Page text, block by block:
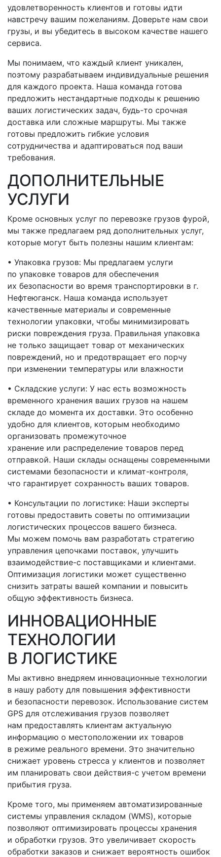
удовлетворенность клиентов и готовы идти
навстречу вашим пожеланиям. Доверьте нам свои
грузы, и вы убедитесь в высоком качестве нашего
сервиса.
Мы понимаем, что каждый клиент уникален,
поэтому разрабатываем индивидуальные решения
для каждого проекта. Наша команда готова
предложить нестандартные подходы к решению
ваших логистических задач, будь-то срочная
доставка или сложные маршруты. Мы также
готовы предложить гибкие условия
сотрудничества и адаптироваться под ваши
требования.
ДОПОЛНИТЕЛЬНЫЕ
УСЛУГИ
Кроме основных услуг по перевозке грузов фурой,
мы также предлагаем ряд дополнительных услуг,
которые могут быть полезны нашим клиентам:
• Упаковка грузов: Мы предлагаем услуги
по упаковке товаров для обеспечения
их безопасности во время транспортировки в г.
Нефтеюганск. Наша команда использует
качественные материалы и современные
технологии упаковки, чтобы минимизировать
риски повреждения груза. Правильная упаковка
не только защищает товар от механических
повреждений, но и предотвращает его порчу
при изменении температуры или влажности
• Складские услуги: У нас есть возможность
временного хранения ваших грузов на нашем
складе до момента их доставки. Это особенно
удобно для клиентов, которым необходимо
организовать промежуточное
хранение или распределение товаров перед
отправкой. Наши склады оснащены современными
системами безопасности и климат-контроля,
что гарантирует сохранность ваших товаров.
• Консультации по логистике: Наши эксперты
готовы предоставить советы по оптимизации
логистических процессов вашего бизнеса.
Мы можем помочь вам разработать стратегию
управления цепочками поставок, улучшить
взаимодействие-с поставщиками и клиентами.
Оптимизация логистики может существенно
снизить затраты вашей компании и повысить
общую эффективность бизнеса.
ИННОВАЦИОННЫЕ
ТЕХНОЛОГИИ
В ЛОГИСТИКЕ
Мы активно внедряем инновационные технологии
в нашу работу для повышения эффективности
и безопасности перевозок. Использование систем
GPS для отслеживания грузов позволяет
нам предоставлять клиентам актуальную
информацию о местоположении их товаров
в режиме реального времени. Это значительно
снижает уровень стресса у клиентов и позволяет
им планировать свои действия-с учетом времени
прибытия груза.
Кроме того, мы применяем автоматизированные
системы управления складом (WMS), которые
позволяют оптимизировать процессы хранения
и обработки грузов. Это увеличивает скорость
обработки заказов и снижает вероятность ошибок